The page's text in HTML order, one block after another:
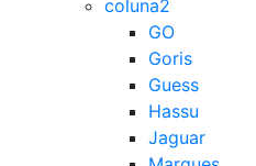
coluna2
GO
Goris
Guess
Hassu
Jaguar